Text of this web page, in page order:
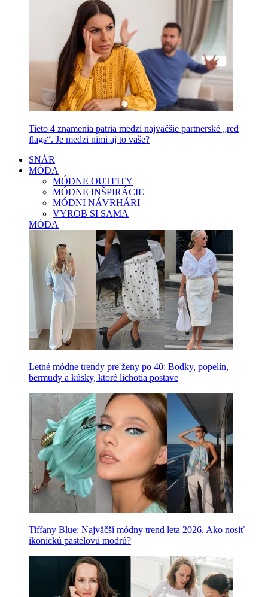
Tieto 4 znamenia patria medzi najväčšie partnerské „red
flags“. Je medzi nimi aj to vaše?
SNÁR
MÓDA
MÓDNE OUTFITY
MÓDNE INŠPIRÁCIE
MÓDNI NÁVRHÁRI
VYROB SI SAMA
MÓDA
Letné módne trendy pre ženy po 40: Bodky, popelín,
bermudy a kúsky, ktoré lichotia postave
Tiffany Blue: Najväčší módny trend leta 2026. Ako nosiť
ikonickú pastelovú modrú?